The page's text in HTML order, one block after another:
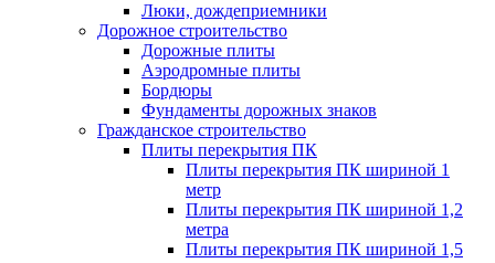
Люки, дождеприемники
Дорожное строительство
Дорожные плиты
Аэродромные плиты
Бордюры
Фундаменты дорожных знаков
Гражданское строительство
Плиты перекрытия ПК
Плиты перекрытия ПК шириной 1
метр
Плиты перекрытия ПК шириной 1,2
метра
Плиты перекрытия ПК шириной 1,5